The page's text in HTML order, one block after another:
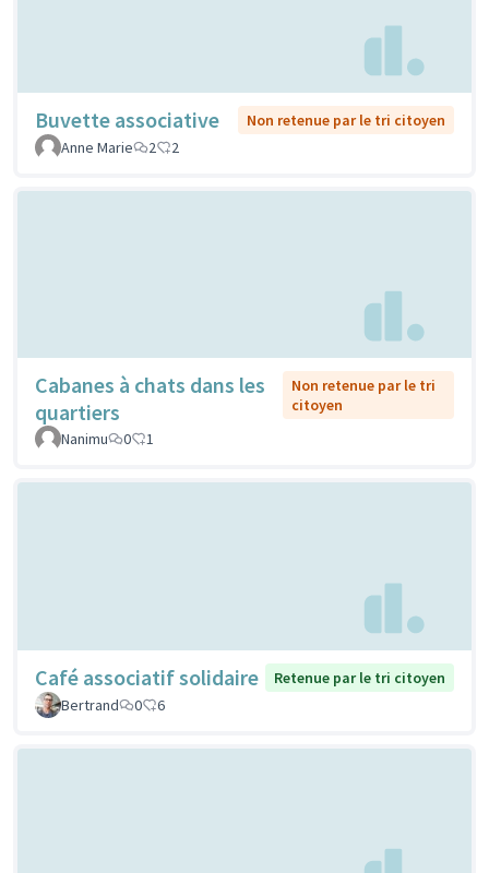
Buvette associative
Non retenue par le tri citoyen
Anne Marie
2 2
Cabanes à chats dans les
quartiers
Non retenue par le tri
citoyen
Nanimu
0 1
Café associatif solidaire
Retenue par le tri citoyen
Bertrand
0 6